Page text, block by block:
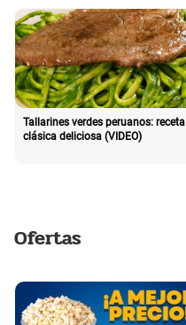
Tallarines verdes peruanos: receta
clásica deliciosa (VIDEO)
Ofertas